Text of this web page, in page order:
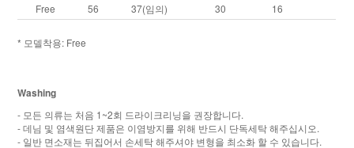
Free
56 37(임의) 30 16
* 모델착용: Free
Washing
- 모든 의류는 처음 1~2회 드라이크리닝을 권장합니다.
- 데님 및 염색원단 제품은 이염방지를 위해 반드시 단독세탁 해주십시오.
- 일반 면소재는 뒤집어서 손세탁 해주셔야 변형을 최소화 할 수 있습니다.